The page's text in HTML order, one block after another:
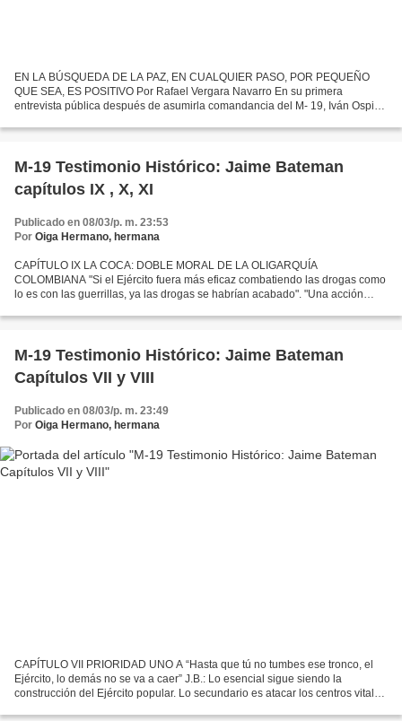
EN LA BÚSQUEDA DE LA PAZ, EN CUALQUIER PASO, POR PEQUEÑO
QUE SEA, ES POSITIVO Por Rafael Vergara Navarro En su primera
entrevista pública después de asumirla comandancia del M- 19, Iván Ospina
M-19 Testimonio Histórico: Jaime Bateman
capítulos IX , X, XI
Publicado en 08/03/p. m. 23:53
Por Oiga Hermano, hermana
CAPÍTULO IX LA COCA: DOBLE MORAL DE LA OLIGARQUÍA
COLOMBIANA "Si el Ejército fuera más eficaz combatiendo las drogas como
lo es con las guerrillas, ya las drogas se habrían acabado". "Una acción
M-19 Testimonio Histórico: Jaime Bateman
Capítulos VII y VIII
Publicado en 08/03/p. m. 23:49
Por Oiga Hermano, hermana
CAPÍTULO VII PRIORIDAD UNO A “Hasta que tú no tumbes ese tronco, el
Ejército, lo demás no se va a caer” J.B.: Lo esencial sigue siendo la
construcción del Ejército popular. Lo secundario es atacar los centros vitales